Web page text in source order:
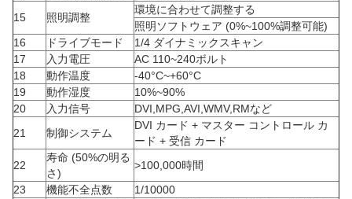
15
照明調整
環境に合わせて調整する
照明ソフトウェア (0%~100%調整可能)
16
ドライブモード
1/4 ダイナミックスキャン
17
入力電圧
AC 110~240ボルト
18
動作温度
-40°C~+60°C
19
動作湿度
10%~90%
20
入力信号
DVI,MPG,AVI,WMV,RMなど
21
制御システム
DVI カード + マスター コントロール カ
ード + 受信 カード
22
寿命 (50%の明る
さ)
>100,000時間
23
機能不全点数
1/10000